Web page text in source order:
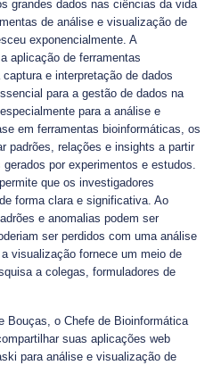
grandes dados nas ciências da vida
de análise e visualização de
exponencialmente. A
aplicação de ferramentas
e interpretação de dados
para a gestão de dados na
para a análise e
em ferramentas bioinformáticas, os
padrões, relações e insights a partir
por experimentos e estudos.
que os investigadores
forma clara e significativa. Ao
e anomalias podem ser
ser perdidos com uma análise
visualização fornece um meio de
a colegas, formuladores de
Bouças, o Chefe de Bioinformática
suas aplicações web
para análise e visualização de